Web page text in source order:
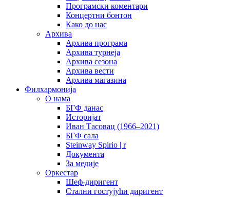
Програмски коментари
Концертни бонтон
Како до нас
Архива
Архива програма
Архива турнеја
Архива сезона
Архива вести
Архива магазина
Филхармонија
О нама
БГФ данас
Историјат
Иван Тасовац (1966–2021)
БГФ сала
Steinway Spirio | r
Документа
За медије
Оркестар
Шеф-диригент
Стални гостујући диригент